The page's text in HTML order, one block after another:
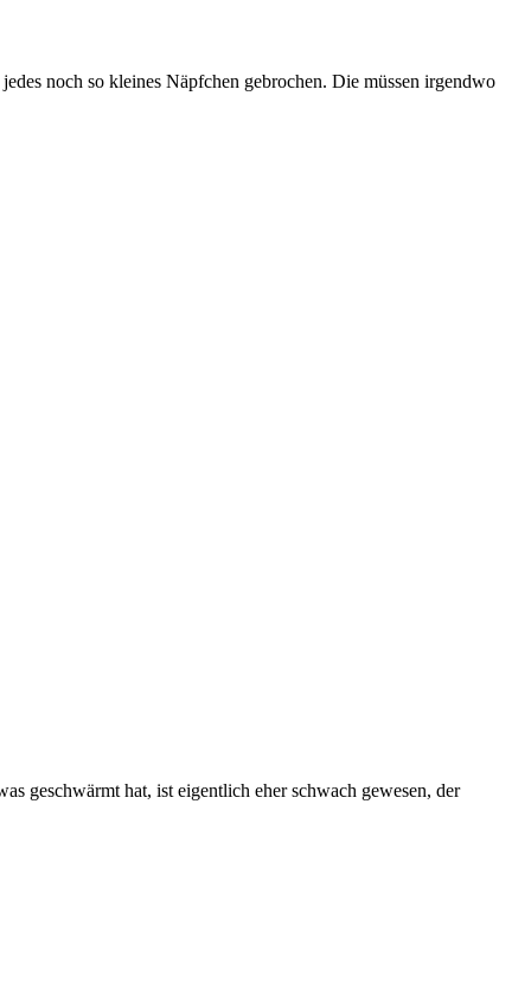
noch so kleines Näpfchen gebrochen. Die müssen irgendwo
geschwärmt hat, ist eigentlich eher schwach gewesen, der